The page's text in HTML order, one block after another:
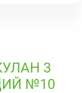
3
№10